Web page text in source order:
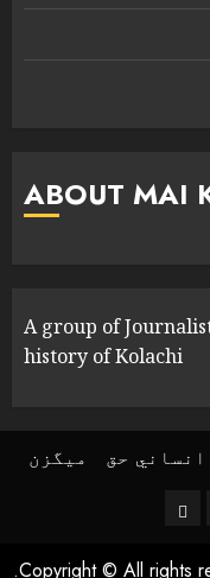
ABOUT MAI
A group of
history of Kolachi
انساني حق ميگزن
Threads
Copyright © All rights